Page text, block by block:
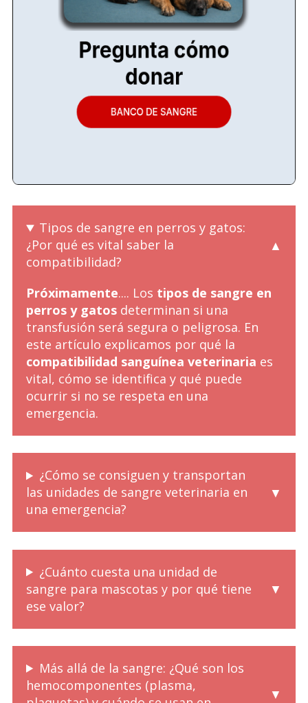
Tipos de sangre en perros y gatos:
¿Por qué es vital saber la
compatibilidad?
Próximamente.... Los tipos de sangre en
perros y gatos determinan si una
transfusión será segura o peligrosa. En
este artículo explicamos por qué la
compatibilidad sanguínea veterinaria es
vital, cómo se identifica y qué puede
ocurrir si no se respeta en una
emergencia.
¿Cómo se consiguen y transportan
las unidades de sangre veterinaria en
una emergencia?
¿Cuánto cuesta una unidad de
sangre para mascotas y por qué tiene
ese valor?
Más allá de la sangre: ¿Qué son los
hemocomponentes (plasma,